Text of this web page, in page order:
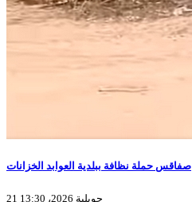
صفاقس حملة نظافة ببلدية العوابد الخزانات
21 جويلية 2026، 13:30